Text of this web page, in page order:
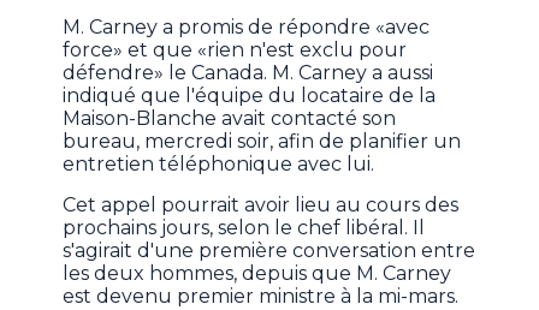
M. Carney a promis de répondre «avec
force» et que «rien n'est exclu pour
défendre» le Canada. M. Carney a aussi
indiqué que l'équipe du locataire de la
Maison-Blanche avait contacté son
bureau, mercredi soir, afin de planifier un
entretien téléphonique avec lui.
Cet appel pourrait avoir lieu au cours des
prochains jours, selon le chef libéral. Il
s'agirait d'une première conversation entre
les deux hommes, depuis que M. Carney
est devenu premier ministre à la mi-mars.